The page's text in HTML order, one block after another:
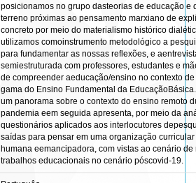
posicionamos no grupo dasteorias de educação e
terreno próximas ao pensamento marxiano de
concreto por meio do materialismo histórico
utilizamos comoinstrumento metodológico a
para fundamentar as nossas reflexões, e
semiestruturada com professores, estudantes e
de compreender aeducação/ensino no contexto
gama do Ensino Fundamental da
um panorama sobre o contexto do ensino remoto
pandemia eem seguida apresenta, por meio da
questionários aplicados aos interlocutores
saídas para pensar em uma organização
humana eemancipadora, com vistas ao cenário de
trabalhos educacionais no cenário póscovid-19.